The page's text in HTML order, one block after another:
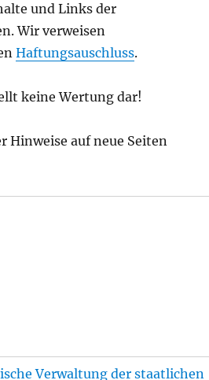
und Links der
Wir verweisen
Haftungsauschluss.
keine Wertung dar!
Hinweise auf neue Seiten